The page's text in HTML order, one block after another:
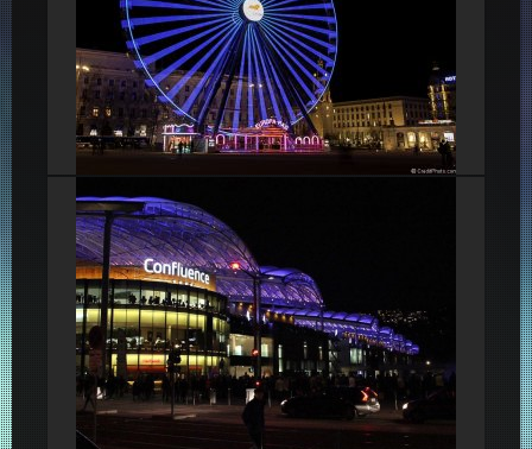
Grande roue de la Place Bellecour